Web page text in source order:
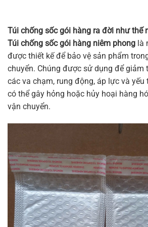
Túi chống sốc gói hàng ra đời như thế
Túi chống sốc gói hàng niêm phong là
được thiết kế để bảo vệ sản phẩm
chuyển. Chúng được sử dụng để giảm
các va chạm, rung động, áp lực và yếu
có thể gây hỏng hoặc hủy hoại hàng
vận chuyển.